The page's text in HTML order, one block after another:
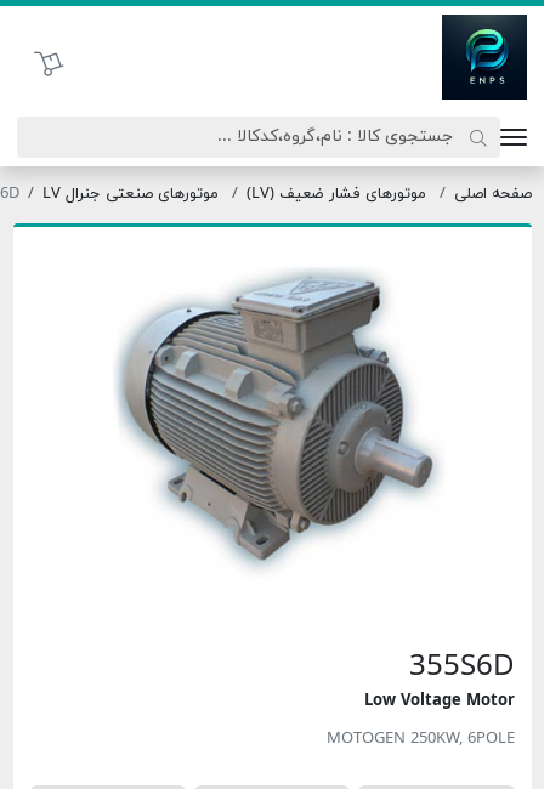
سبد خرید
اصلی موتورهای فشار ضعیف (LV) موتورهای صنعتی جنرال LV
Low Voltage
MOTOGEN 250KW,